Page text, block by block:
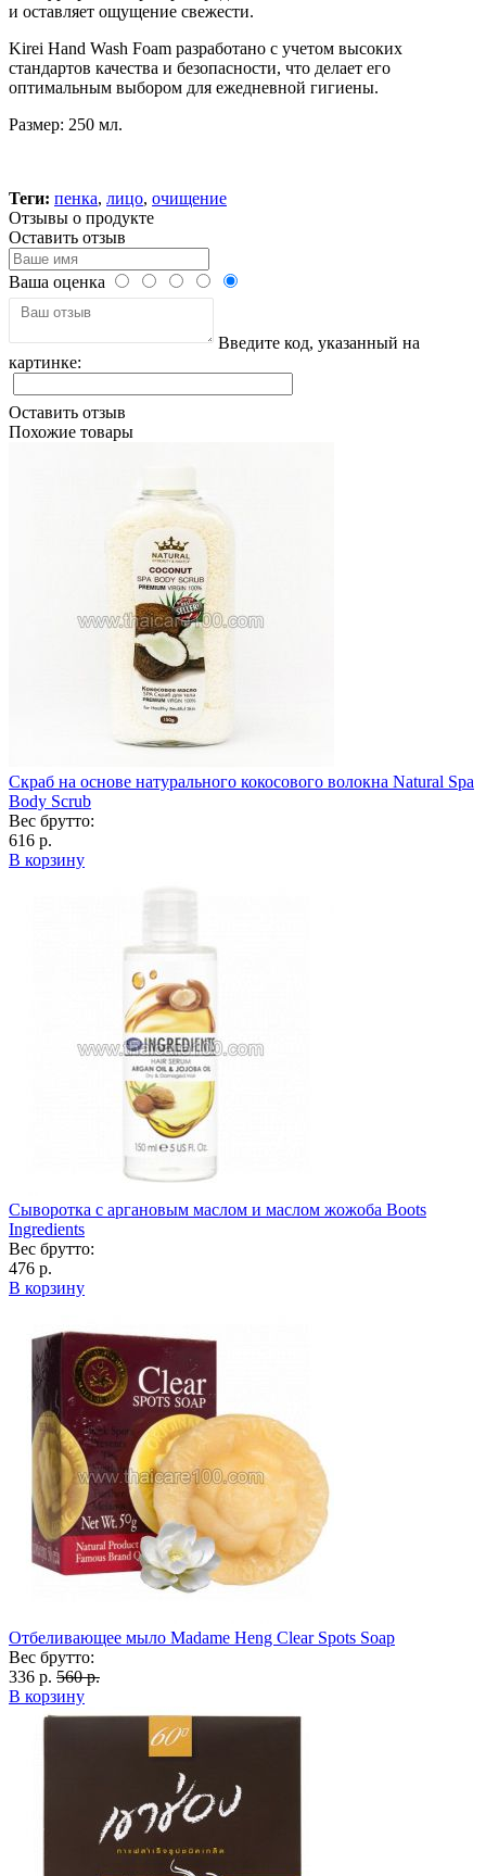
и оставляет ощущение свежести.
Kirei Hand Wash Foam разработано с учетом высоких
стандартов качества и безопасности, что делает его
оптимальным выбором для ежедневной гигиены.
Размер: 250 мл.
Теги: пенка, лицо, очищение
Отзывы о продукте
Оставить отзыв
Ваша оценка
Введите код, указанный на
картинке:
Оставить отзыв
Похожие товары
Скраб на основе натурального кокосового волокна Natural Spa
Body Scrub
Вес брутто:
616 р.
В корзину
Сыворотка с аргановым маслом и маслом жожоба Boots
Ingredients
Вес брутто:
476 р.
В корзину
Отбеливающее мыло Madame Heng Clear Spots Soap
Вес брутто:
336 р. 560 р.
В корзину